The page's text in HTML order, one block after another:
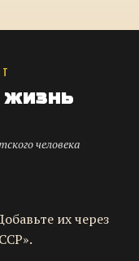
жизнь
человека
их через